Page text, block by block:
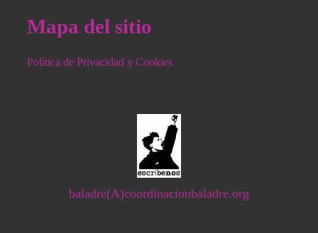
Mapa del sitio
Política de Privacidad y Cookies
baladre(A)coordinacionbaladre.org